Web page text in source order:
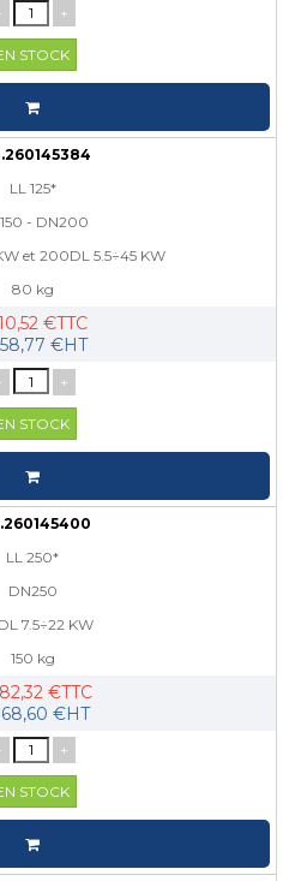
+
STOCK
LL 125*
- DN200
et 200DL 5.5÷45 KW
80 kg
€TTC
€HT
+
STOCK
LL 250*
DN250
7.5÷22 KW
150 kg
€TTC
€HT
+
STOCK